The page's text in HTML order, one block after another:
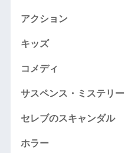
アクション
キッズ
コメディ
サスペンス・ミステリー
セレブのスキャンダル
ホラー